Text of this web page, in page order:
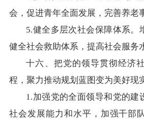
会，促进青年全面发展，完善养老
5.健全多层次社会保障体系。
健全社会救助体系，提高社会服务
十六、把党的领导贯彻经济
程，聚力推动规划蓝图变为美好现
1.加强党的全面领导和党的建
社会发展能力和水平，加强干部